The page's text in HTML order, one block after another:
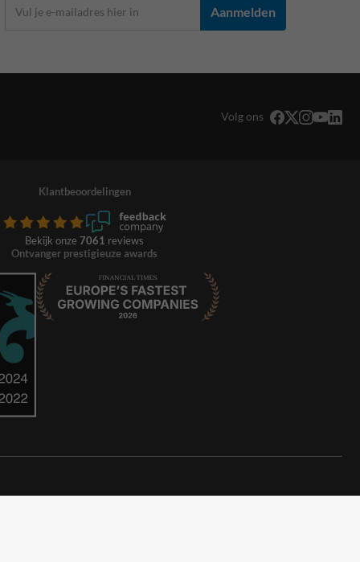
Aanmelden
Volg ons
Klantbeoordelingen
Bekijk onze 7061 reviews
Ontvanger prestigieuze awards